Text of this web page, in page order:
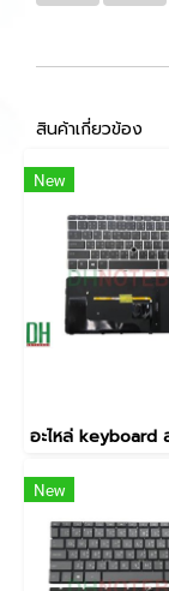
สินค้าเกี่ยวข้อง
New
New